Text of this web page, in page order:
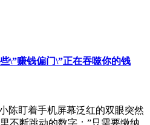
\”赚钱偏门\”正在吞噬你的钱
陈盯着手机屏幕泛红的双眼突然
不断跳动的数字：”只需要缴纳